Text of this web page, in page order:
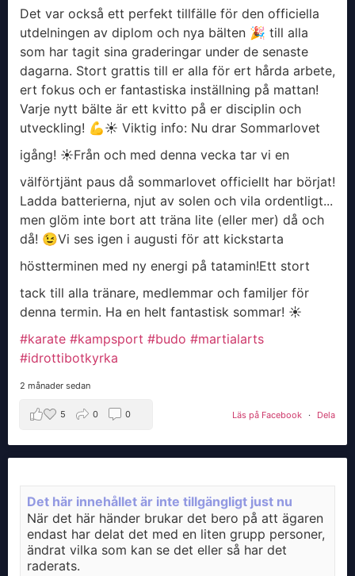
Det var också ett perfekt tillfälle för den officiella
utdelningen av diplom och nya bälten 🎉 till alla
som har tagit sina graderingar under de senaste
dagarna. Stort grattis till er alla för ert hårda arbete,
ert fokus och er fantastiska inställning på mattan!
Varje nytt bälte är ett kvitto på er disciplin och
utveckling! 💪​☀️ Viktig info: Nu drar Sommarlovet
igång! ☀️​Från och med denna vecka tar vi en
välförtjänt paus då sommarlovet officiellt har börjat!
Ladda batterierna, njut av solen och vila ordentligt...
men glöm inte bort att träna lite (eller mer) då och
då! 😉​Vi ses igen i augusti för att kickstarta
höstterminen med ny energi på tatamin!​Ett stort
tack till alla tränare, medlemmar och familjer för
denna termin. Ha en helt fantastisk sommar! ☀️
#karate #kampsport #budo #martialarts
#idrottibotkyrka
2 månader sedan
Läs på Facebook · Dela
5 0 0
Det här innehållet är inte tillgängligt just nu
När det här händer brukar det bero på att ägaren
endast har delat det med en liten grupp personer,
ändrat vilka som kan se det eller så har det
raderats.